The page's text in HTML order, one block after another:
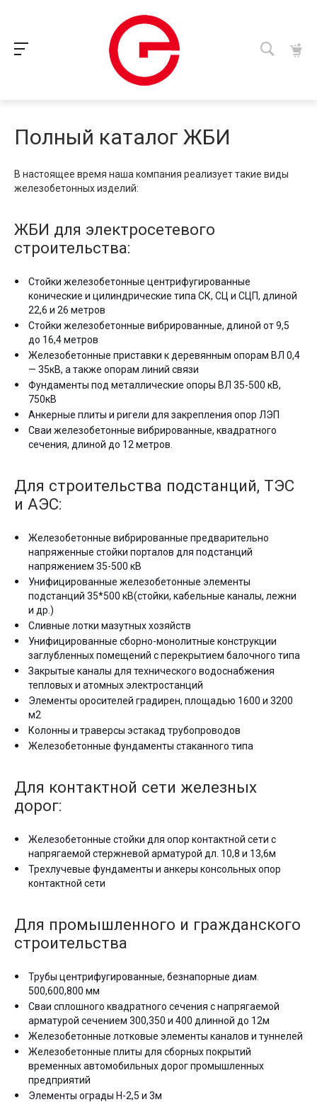
Полный каталог ЖБИ
В настоящее время наша компания реализует такие виды
железобетонных изделий:
ЖБИ для электросетевого
строительства:
Стойки железобетонные центрифугированные
конические и цилиндрические типа СК, СЦ и СЦП, длиной
22,6 и 26 метров
Стойки железобетонные вибрированные, длиной от 9,5
до 16,4 метров
Железобетонные приставки к деревянным опорам ВЛ 0,4
— 35кВ, а также опорам линий связи
Фундаменты под металлические опоры ВЛ 35-500 кВ,
750кВ
Анкерные плиты и ригели для закрепления опор ЛЭП
Сваи железобетонные вибрированные, квадратного
сечения, длиной до 12 метров.
Для строительства подстанций, ТЭС
и АЭС:
Железобетонные вибрированные предварительно
напряженные стойки порталов для подстанций
напряжением 35-500 кВ
Унифицированные железобетонные элементы
подстанций 35*500 кВ(стойки, кабельные каналы, лежни
и др.)
Сливные лотки мазутных хозяйств
Унифицированные сборно-монолитные конструкции
заглубленных помещений с перекрытием балочного типа
Закрытые каналы для технического водоснабжения
тепловых и атомных электростанций
Элементы оросителей градирен, площадью 1600 и 3200
м2
Колонны и траверсы эстакад трубопроводов
Железобетонные фундаменты стаканного типа
Для контактной сети железных
дорог:
Железобетонные стойки для опор контактной сети с
напрягаемой стержневой арматурой дл. 10,8 и 13,6м
Трехлучевые фундаменты и анкеры консольных опор
контактной сети
Для промышленного и гражданского
строительства
Трубы центрифугированные, безнапорные диам.
500,600,800 мм
Сваи сплошного квадратного сечения с напрягаемой
арматурой сечением 300,350 и 400 длинной до 12м
Железобетонные лотковые элементы каналов и туннелей
Железобетонные плиты для сборных покрытий
временных автомобильных дорог промышленных
предприятий
Элементы ограды Н-2,5 и 3м